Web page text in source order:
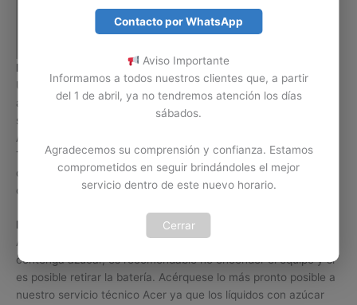
Mantenimiento o limpieza de Teclado Aspire
Un Portátil Acer Aspire no está exento de un accidente con
algún liquido o sustancia sobre su Teclado, cuando esto
sucede es posible limpiar o realizar mantenimiento al Teclado
Aspire para secar o eliminar residuos de dicho líquido. El
Teclado de un portátil Aspire también está expuesto a residuos
de comida o exceso de polvo, esto también afecta
considerablemente el funcionamiento de dicho Teclado.
IMPORTANTE:
Si el líquido que se derramo sobre su Teclado
Acer Aspire V3-112P es gaseosa, café o cualquier bebida que
contenga azúcar, es recomendable no encender el equipo y si
es posible retirar la batería. Acérquese lo más pronto posible a
nuestro servicio técnico Acer ya que los líquidos con azúcar
Contacto por WhatsApp
Aviso Importante
Informamos a todos nuestros clientes que, a partir
del 1 de abril, ya no tendremos atención los días
sábados.
Agradecemos su comprensión y confianza. Estamos
comprometidos en seguir brindándoles el mejor
servicio dentro de este nuevo horario.
Cerrar